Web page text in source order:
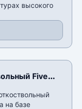
высокого
Five
на базе